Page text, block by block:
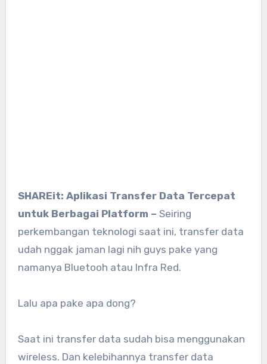
SHAREit: Aplikasi Transfer Data Tercepat
untuk Berbagai Platform – Seiring
perkembangan teknologi saat ini, transfer data
udah nggak jaman lagi nih guys pake yang
namanya Bluetooh atau Infra Red.
Lalu apa pake apa dong?
Saat ini transfer data sudah bisa menggunakan
wireless. Dan kelebihannya transfer data